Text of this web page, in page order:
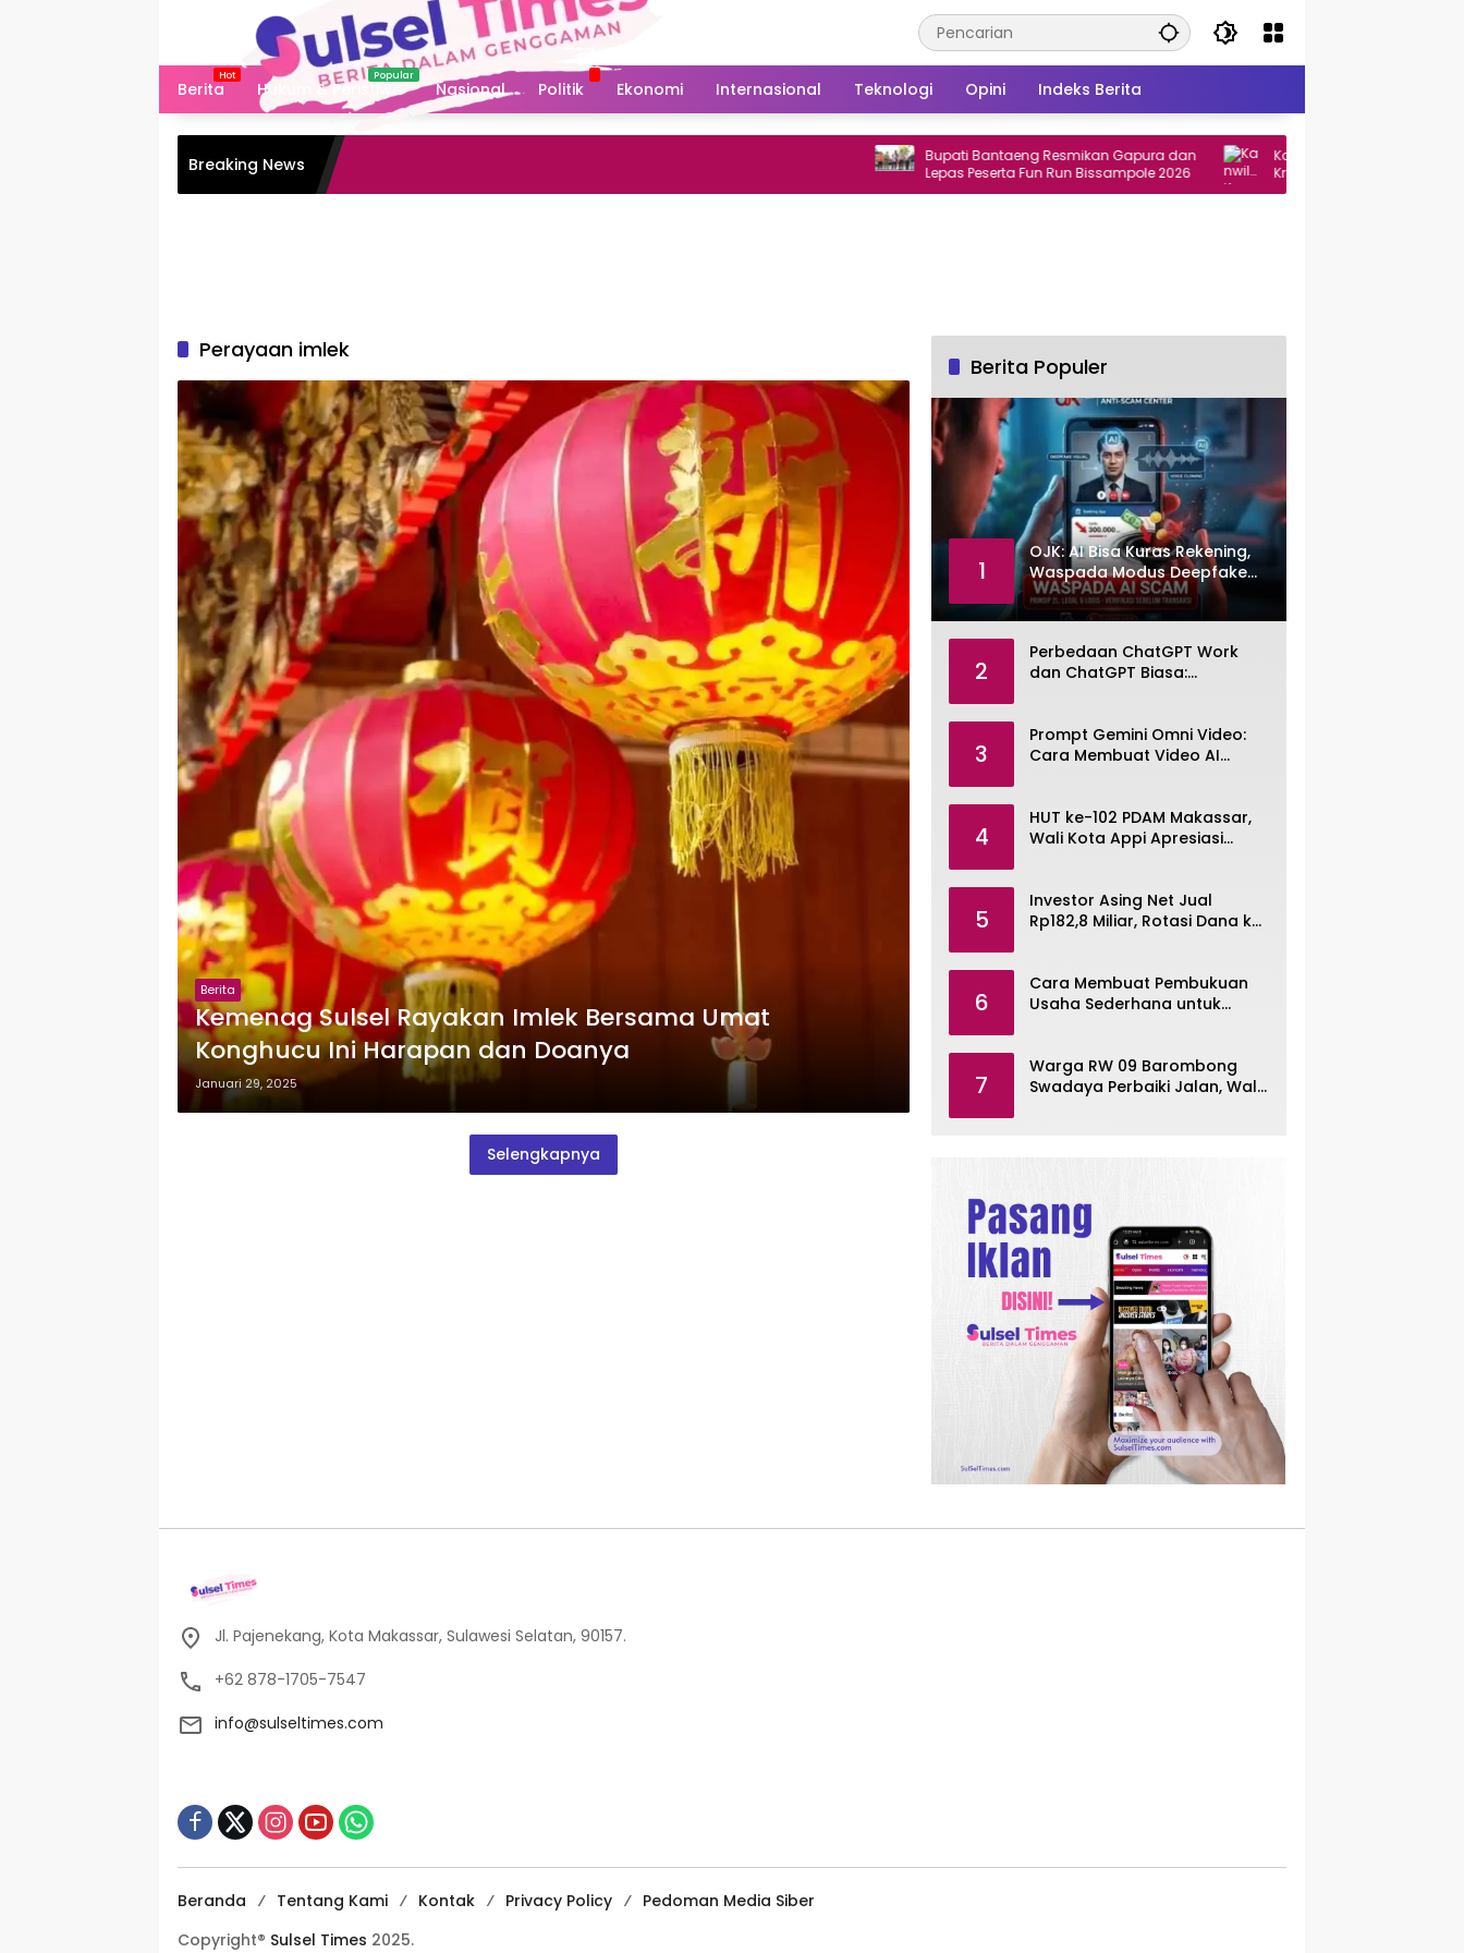
Berita
Hukum & Peristiwa Nasional Politik Ekonomi Internasional Teknologi Opini Indeks Berita
Breaking News
Bupati Bantaeng Resmikan Gapura dan
Lepas Peserta Fun Run Bissampole 2026
Kanwil Kemenag Sulsel Bina 60
Kristen-Katolik Tanpa Guru Agama
Gowa
Perayaan imlek
Berita
Kemenag Sulsel Rayakan Imlek Bersama Umat
Konghucu Ini Harapan dan Doanya
Januari 29, 2025
Selengkapnya
Berita Populer
1
OJK: AI Bisa Kuras Rekening,
Waspada Modus Deepfake
dan Voice Cloning
2
Perbedaan ChatGPT Work
dan ChatGPT Biasa:
3
Prompt Gemini Omni Video:
Cara Membuat Video AI
4
HUT ke-102 PDAM Makassar,
Wali Kota Appi Apresiasi
5
Investor Asing Net Jual
Rp182,8 Miliar, Rotasi Dana ke
6
Cara Membuat Pembukuan
Usaha Sederhana untuk
7
Warga RW 09 Barombong
Swadaya Perbaiki Jalan, Wali
Jl. Pajenekang, Kota Makassar, Sulawesi Selatan, 90157.
+62 878-1705-7547
info@sulseltimes.com
Beranda Tentang Kami Kontak Privacy Policy
Pedoman Media Siber
Copyright® Sulsel Times 2025.